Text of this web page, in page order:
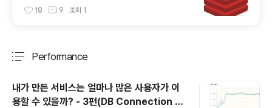
하고 관리할까? - 4편(Redis vs Memcac
18 9 조회 1
Performance
내가 만든 서비스는 얼마나 많은 사용자가 이
용할 수 있을까? - 3편(DB Connection P